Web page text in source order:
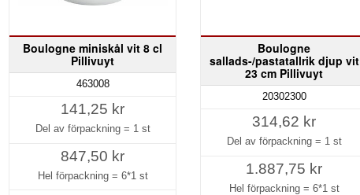
Boulogne miniskål vit 8 cl
Pillivuyt
463008
141,25 kr
Del av förpackning = 1 st
847,50 kr
Hel förpackning = 6*1 st
Boulogne
sallads-/pastatallrik djup vit
23 cm Pillivuyt
20302300
314,62 kr
Del av förpackning = 1 st
1.887,75 kr
Hel förpackning = 6*1 st